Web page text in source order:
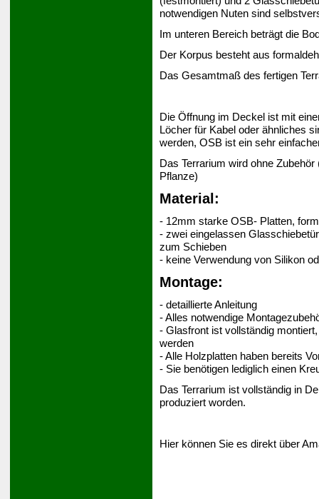
notwendigen Nuten sind
Im unteren Bereich beträgt die
Der Korpus besteht aus
Das Gesamtmaß des fertigen
Die Öffnung im Deckel ist mit
Löcher für Kabel oder ähnliches
werden, OSB ist ein sehr
Das Terrarium wird ohne
Pflanze)
Material:
- 12mm starke OSB- Platten,
- zwei eingelassen
zum Schieben
- keine Verwendung von Silikon
Montage:
- detaillierte Anleitung
- Alles notwendige
- Glasfront ist vollständig
werden
- Alle Holzplatten haben bereits
- Sie benötigen lediglich einen
Das Terrarium ist vollständig in
produziert worden.
Hier können Sie es direkt über